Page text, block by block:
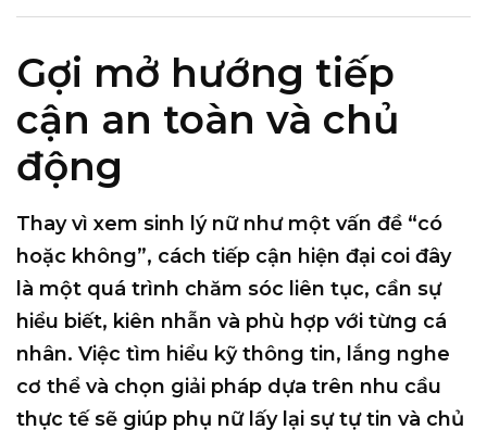
Gợi mở hướng tiếp
cận an toàn và chủ
động
Thay vì xem sinh lý nữ như một vấn đề “có
hoặc không”, cách tiếp cận hiện đại coi đây
là một quá trình chăm sóc liên tục, cần sự
hiểu biết, kiên nhẫn và phù hợp với từng cá
nhân. Việc tìm hiểu kỹ thông tin, lắng nghe
cơ thể và chọn giải pháp dựa trên nhu cầu
thực tế sẽ giúp phụ nữ lấy lại sự tự tin và chủ